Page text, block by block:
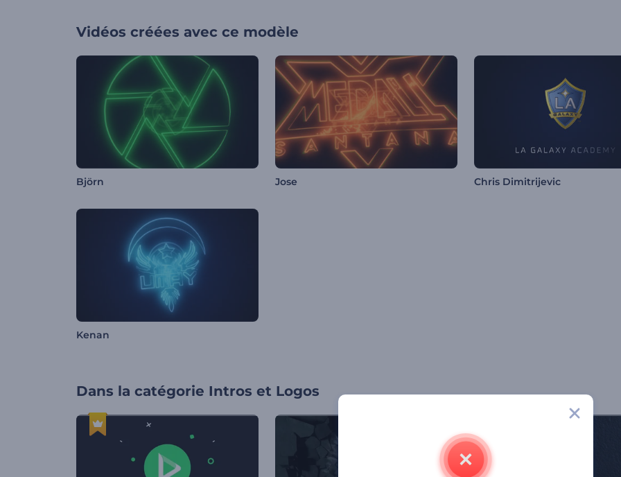
Vidéos créées avec ce modèle
Björn Jose Chris Dimitrijevic
Kenan
Dans la catégorie Intros et Logos